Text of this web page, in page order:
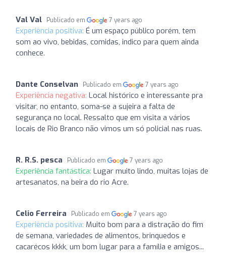
Val Val Publicado em 7 years ago
Experiência positiva: É um espaço público porém, tem
som ao vivo, bebidas, comidas, indico para quem ainda
conhece.
Dante Conselvan Publicado em 7 years ago
Experiência negativa: Local histórico e interessante pra
visitar, no entanto, soma-se a sujeira a falta de
segurança no local. Ressalto que em visita a vários
locais de Rio Branco não vimos um só policial nas ruas.
R. R.S. pesca Publicado em 7 years ago
Experiência fantástica: Lugar muito lindo, muitas lojas de
artesanatos, na beira do rio Acre.
Celio Ferreira Publicado em 7 years ago
Experiência positiva: Muito bom para a distração do fim
de semana, variedades de alimentos, brinquedos e
cacarécos kkkk, um bom lugar para a família e amigos...